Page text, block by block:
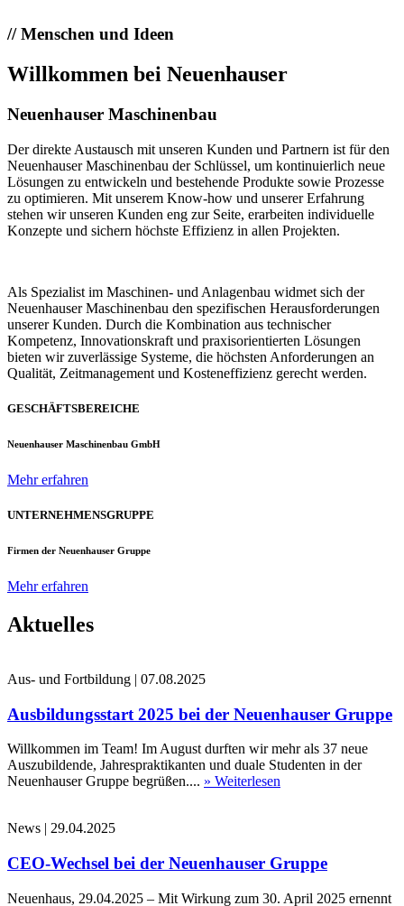
//Menschen und Ideen
Willkommen bei Neuenhauser
Neuenhauser Maschinenbau
Der direkte Austausch mit unseren Kunden und Partnern ist für den
Neuenhauser Maschinenbau der Schlüssel, um kontinuierlich neue
Lösungen zu entwickeln und bestehende Produkte sowie Prozesse
zu optimieren. Mit unserem Know-how und unserer Erfahrung
stehen wir unseren Kunden eng zur Seite, erarbeiten individuelle
Konzepte und sichern höchste Effizienz in allen Projekten.
Als Spezialist im Maschinen- und Anlagenbau widmet sich der
Neuenhauser Maschinenbau den spezifischen Herausforderungen
unserer Kunden. Durch die Kombination aus technischer
Kompetenz, Innovationskraft und praxisorientierten Lösungen
bieten wir zuverlässige Systeme, die höchsten Anforderungen an
Qualität, Zeitmanagement und Kosteneffizienz gerecht werden.
GESCHÄFTSBEREICHE
Neuenhauser Maschinenbau GmbH
Mehr erfahren
UNTERNEHMENSGRUPPE
Firmen der Neuenhauser Gruppe
Mehr erfahren
Aktuelles
Aus- und Fortbildung | 07.08.2025
Ausbildungsstart 2025 bei der Neuenhauser Gruppe
Willkommen im Team! Im August durften wir mehr als 37 neue
Auszubildende, Jahrespraktikanten und duale Studenten in der
Neuenhauser Gruppe begrüßen.... » Weiterlesen
News | 29.04.2025
CEO-Wechsel bei der Neuenhauser Gruppe
Neuenhaus, 29.04.2025 – Mit Wirkung zum 30. April 2025 ernennt